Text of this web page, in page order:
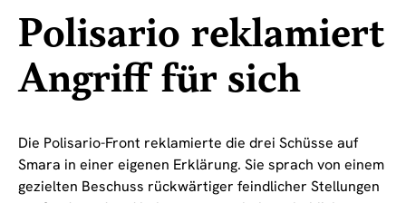
Polisario reklamiert
Angriff für sich
Die Polisario-Front reklamierte die drei Schüsse auf
Smara in einer eigenen Erklärung. Sie sprach von einem
gezielten Beschuss rückwärtiger feindlicher Stellungen